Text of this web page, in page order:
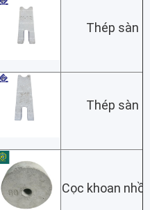
Thép sàn
Thép sàn
Cọc khoan